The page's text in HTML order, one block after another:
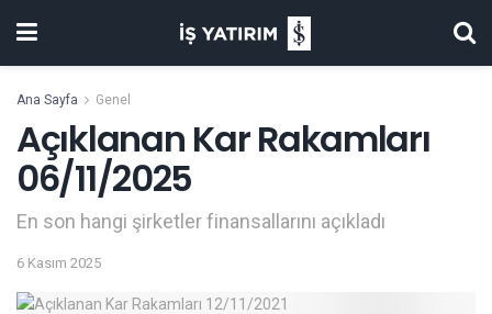
Ana Sayfa Genel
Açıklanan Kar Rakamları
06/11/2025
En son hangi şirketler finansallarını açıkladı
6 Kasım 2025